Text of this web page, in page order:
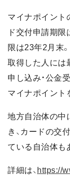
マイナポイント
ド交付申請期限
限は23年2月末
取得した人には
申し込み・公金
マイナポイント
地方自治体の中
き、カードの交
ている自治体も
詳細は、 https://